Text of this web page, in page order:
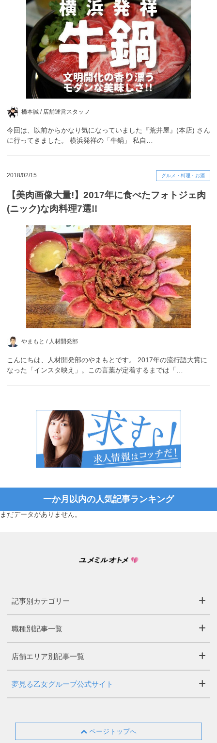
橋本誠 / 店舗運営スタッフ
今回は、以前からかなり気になっていました『荒井屋』(本店) さん
に行ってきました。 横浜発祥の「牛鍋」 私自…
2018/02/15 グルメ・料理・お酒
【美肉画像大量!】2017年に食べたフォトジェ肉
(ニック)な肉料理7選!!
やまもと / 人材開発部
こんにちは、人材開発部のやまもとです。 2017年の流行語大賞に
なった「インスタ映え」。この言葉が定着するまでは「…
一か月以内の人気記事ランキング
まだデータがありません。
記事別カテゴリー
職種別記事一覧
店舗エリア別記事一覧
夢見る乙女グループ公式サイト
ページトップへ